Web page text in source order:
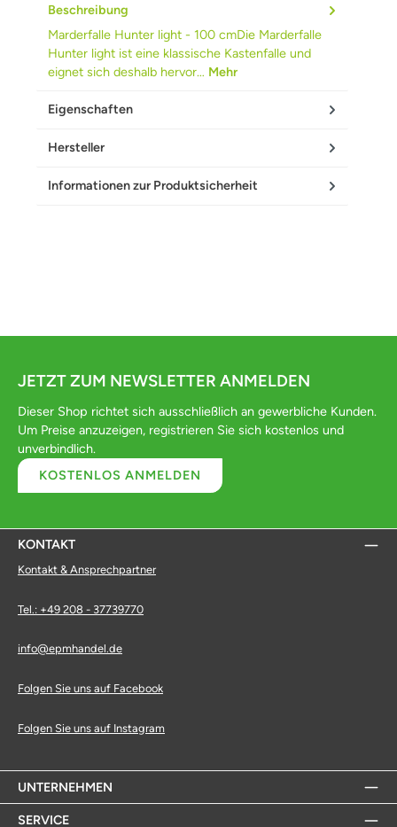
Beschreibung
Marderfalle Hunter light - 100 cmDie Marderfalle
Hunter light ist eine klassische Kastenfalle und
eignet sich deshalb hervor… Mehr
Eigenschaften
Hersteller
Informationen zur Produktsicherheit
JETZT ZUM NEWSLETTER ANMELDEN
Dieser Shop richtet sich ausschließlich an gewerbliche Kunden.
Um Preise anzuzeigen, registrieren Sie sich kostenlos und
unverbindlich.
KOSTENLOS ANMELDEN
KONTAKT
Kontakt & Ansprechpartner
Tel.: +49 208 - 37739770
info@epmhandel.de
Folgen Sie uns auf Facebook
Folgen Sie uns auf Instagram
UNTERNEHMEN
SERVICE